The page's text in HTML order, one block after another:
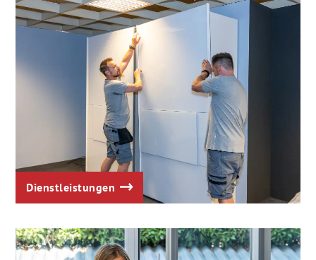
Dienstleistungen